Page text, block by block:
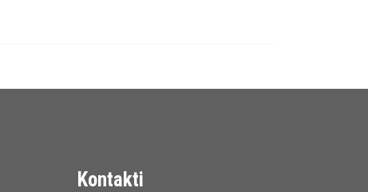
Kontakti